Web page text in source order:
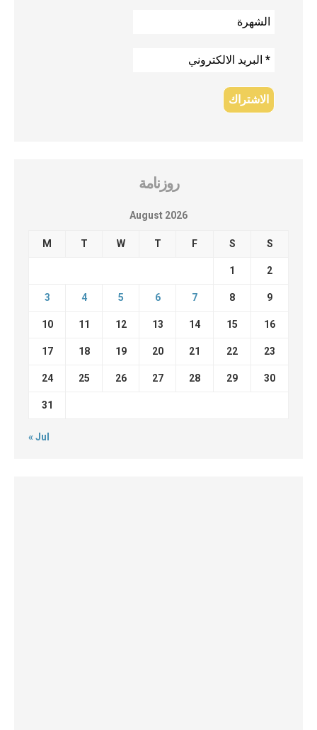
روزنامة
August 2026
M T W T F S S
1 2
3 4 5 6 7 8 9
10 11 12 13 14 15 16
17 18 19 20 21 22 23
24 25 26 27 28 29 30
31
« Jul